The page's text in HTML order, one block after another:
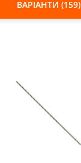
ВАРІАНТИ (159)